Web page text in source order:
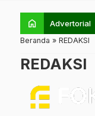
home Advertorial
Beranda » REDAKSI
REDAKSI